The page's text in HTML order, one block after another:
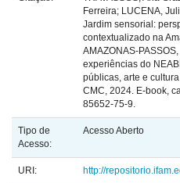
Ferreira; LUCENA,
Jardim sensorial:
contextualizado na
AMAZONAS-
experiências do
públicas, arte e
CMC, 2024. E-book,
85652-75-9.
Tipo de
Acesso:
Acesso Aberto
URI: http://